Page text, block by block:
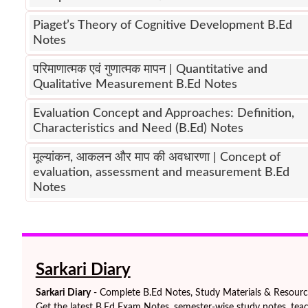
Piaget’s Theory of Cognitive Development B.Ed
Notes
परिमाणात्मक एवं गुणात्मक मापन | Quantitative and
Qualitative Measurement B.Ed Notes
Evaluation Concept and Approaches: Definition,
Characteristics and Need (B.Ed) Notes
मूल्यांकन, आकलन और माप की अवधारणा | Concept of
evaluation, assessment and measurement B.Ed
Notes
Sarkari Diary
Sarkari Diary- Complete B.Ed Notes, Study Materials &